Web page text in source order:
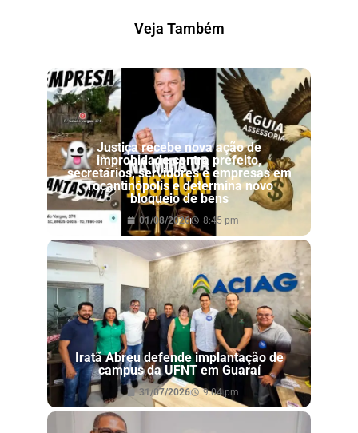
Veja Também
Justiça recebe nova ação de
improbidade contra prefeito,
secretários, servidores e empresas em
Tocantinópolis e determina novo
bloqueio de bens
01/08/2026 8:45 pm
Iratã Abreu defende implantação de
campus da UFNT em Guaraí
31/07/2026 9:04 pm